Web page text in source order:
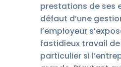
prestations de ses
défaut d’une
l’employeur
fastidieux travail
particulier si